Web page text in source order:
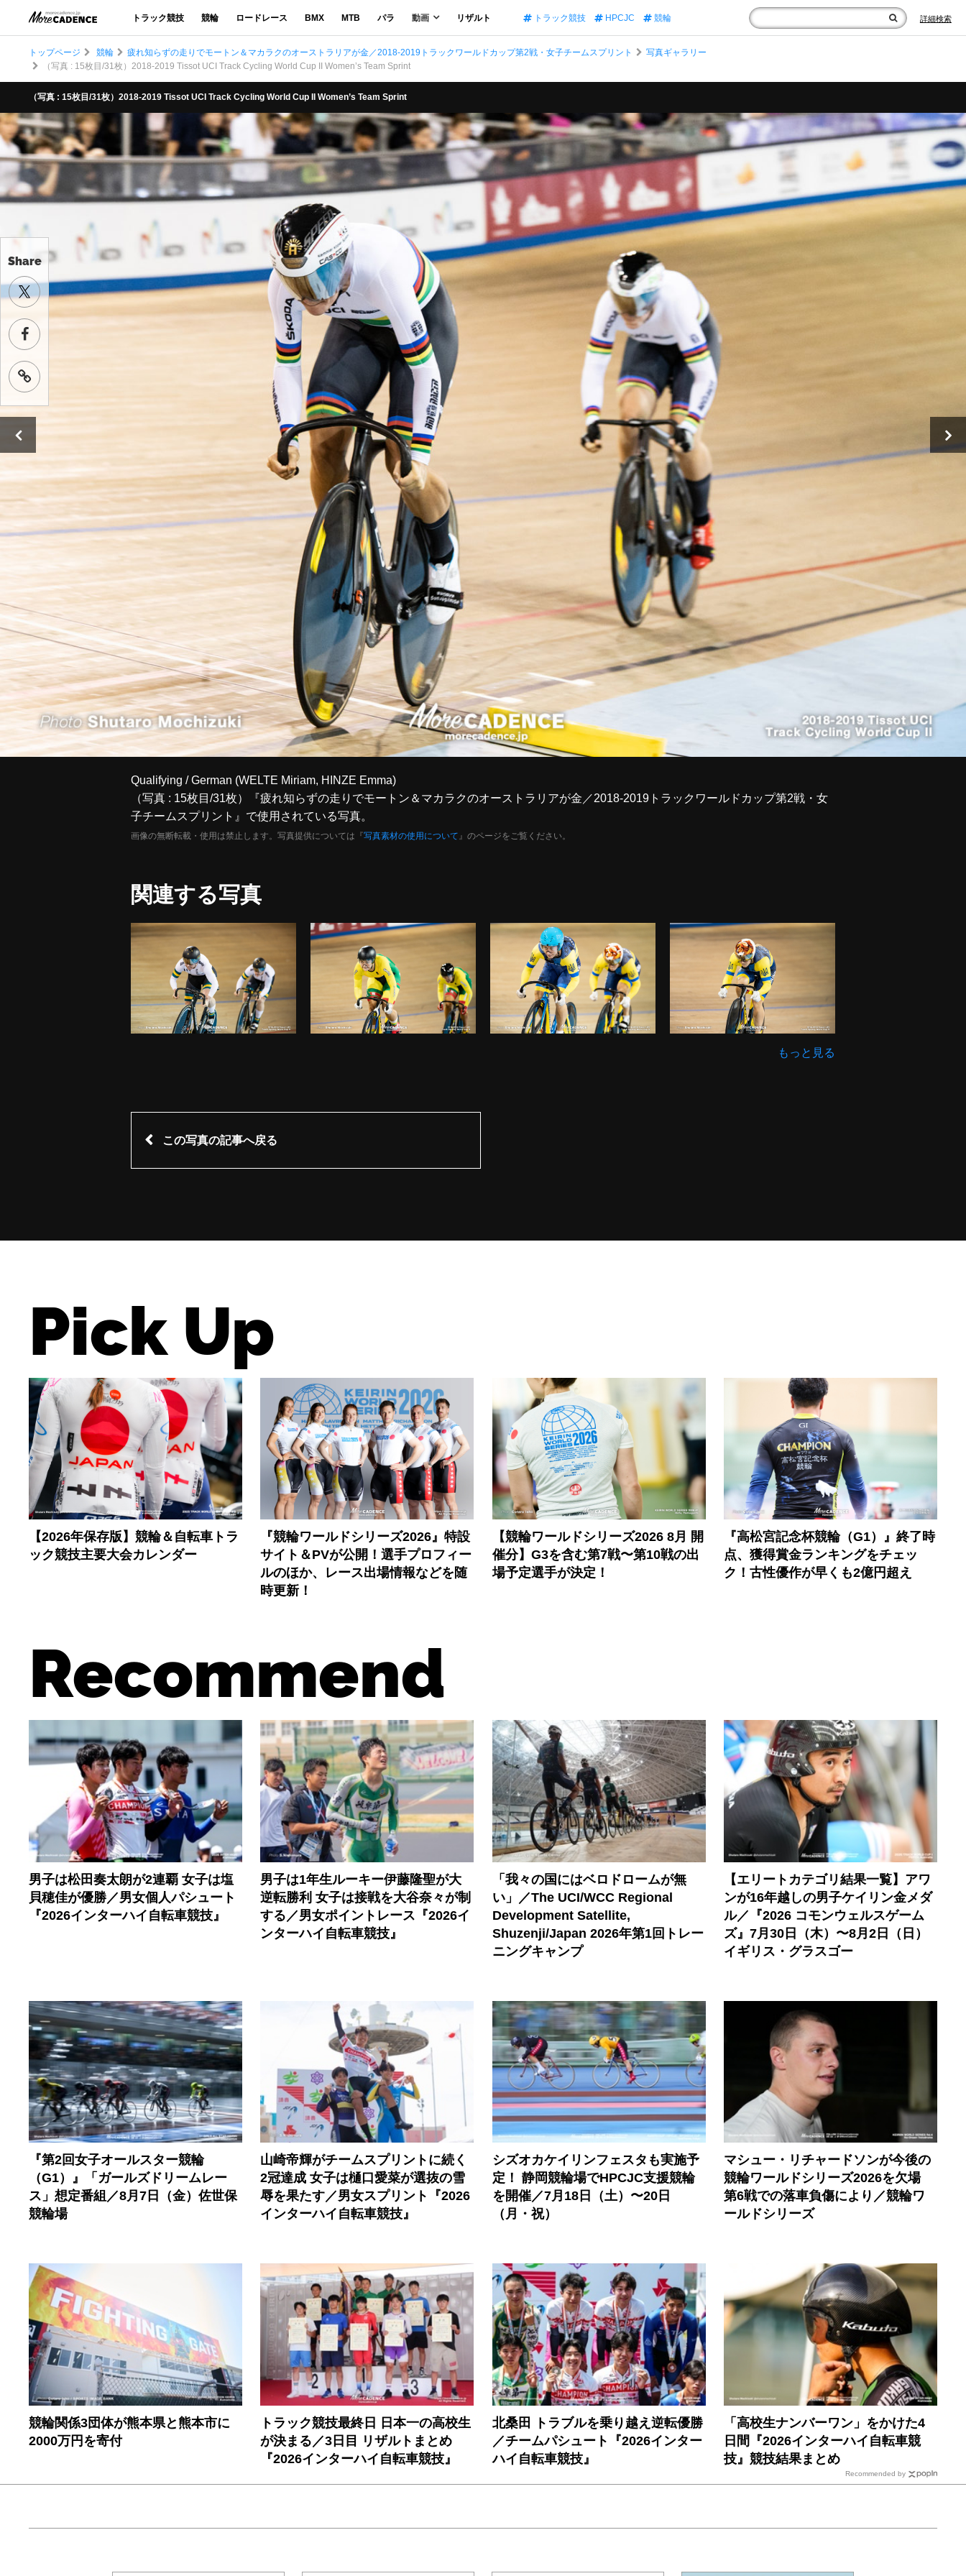
トラック競技 競輪 ロードレース BMX MTB パラ 動画 リザルト トラック競技 HPCJC 競輪 詳細検索
Share
トップページ 競輪 疲れ知らずの走りでモートン＆マカラクのオーストラリアが金／2018-2019トラックワールドカップ第2戦・女子チームスプリント
写真ギャラリー
（写真 : 15枚目/31枚）2018-2019 Tissot UCI Track Cycling World Cup II Women’s Team Sprint
（写真 : 15枚目/31枚）2018-2019 Tissot UCI Track Cycling World Cup II Women’s Team Sprint
Qualifying / German (WELTE Miriam, HINZE Emma)
（写真 : 15枚目/31枚）『疲れ知らずの走りでモートン＆マカラクのオーストラリアが金／2018-2019トラックワールドカップ第2戦・女
子チームスプリント』で使用されている写真。
画像の無断転載・使用は禁止します。写真提供については『写真素材の使用について 』のページをご覧ください。
関連する写真
もっと見る
この写真の記事へ戻る
Pick Up
【2026年保存版】競輪＆自転車トラ
ック競技主要大会カレンダー
『競輪ワールドシリーズ2026』特設
サイト＆PVが公開！選手プロフィー
ルのほか、レース出場情報などを随
時更新！
【競輪ワールドシリーズ2026 8月 開
催分】G3を含む第7戦〜第10戦の出
場予定選手が決定！
『高松宮記念杯競輪（G1）』終了時
点、獲得賞金ランキングをチェッ
ク！古性優作が早くも2億円超え
Recommend
男子は松田奏太朗が2連覇 女子は塩
貝穂佳が優勝／男女個人パシュート
『2026インターハイ自転車競技』
男子は1年生ルーキー伊藤隆聖が大
逆転勝利 女子は接戦を大谷奈々が制
する／男女ポイントレース『2026イ
ンターハイ自転車競技』
「我々の国にはベロドロームが無
い」／The UCI/WCC Regional
Development Satellite,
Shuzenji/Japan 2026年第1回トレー
ニングキャンプ
【エリートカテゴリ結果一覧】アワ
ンが16年越しの男子ケイリン金メダ
ル／『2026 コモンウェルスゲーム
ズ』7月30日（木）〜8月2日（日）
イギリス・グラスゴー
『第2回女子オールスター競輪
（G1）』「ガールズドリームレー
ス」想定番組／8月7日（金）佐世保
競輪場
山崎帝輝がチームスプリントに続く
2冠達成 女子は樋口愛菜が選抜の雪
辱を果たす／男女スプリント『2026
インターハイ自転車競技』
シズオカケイリンフェスタも実施予
定！ 静岡競輪場でHPCJC支援競輪
を開催／7月18日（土）〜20日
（月・祝）
マシュー・リチャードソンが今後の
競輪ワールドシリーズ2026を欠場
第6戦での落車負傷により／競輪ワ
ールドシリーズ
競輪関係3団体が熊本県と熊本市に
2000万円を寄付
トラック競技最終日 日本一の高校生
が決まる／3日目 リザルトまとめ
『2026インターハイ自転車競技』
北桑田 トラブルを乗り越え逆転優勝
／チームパシュート『2026インター
ハイ自転車競技』
「高校生ナンバーワン」をかけた4
日間『2026インターハイ自転車競
技』競技結果まとめ
Recommended by